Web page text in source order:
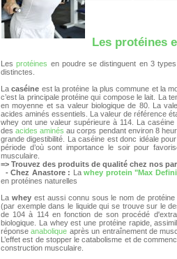
Les protéines
Lesprotéines en poudre se distinguent en 3
distinctes.
La caséine est la protéine la plus commune et la
c’est la principale protéine qui compose le lait. La
en moyenne et sa valeur biologique de 80. La
acides aminés essentiels. La valeur de référence
whey ont une valeur supérieure à 114. La
des acides aminés au corps pendant environ 8
grande digestibilité. La caséine est donc idéale
période d’où sont importance le soir pour
musculaire.
=> Trouvez des produits de qualité chez nos
-Chez Anastore : Lawhey protein"Max
en protéines naturelles
La wheyest aussi connu sous le nom de
(par exemple dans le liquide qui se trouve sur le
de 104 à 114 en fonction de son procédé
biologique. La whey est une protéine rapide,
réponseanabolique après un entraînement de
L’effet est de stopper le catabolisme et de
construction musculaire.